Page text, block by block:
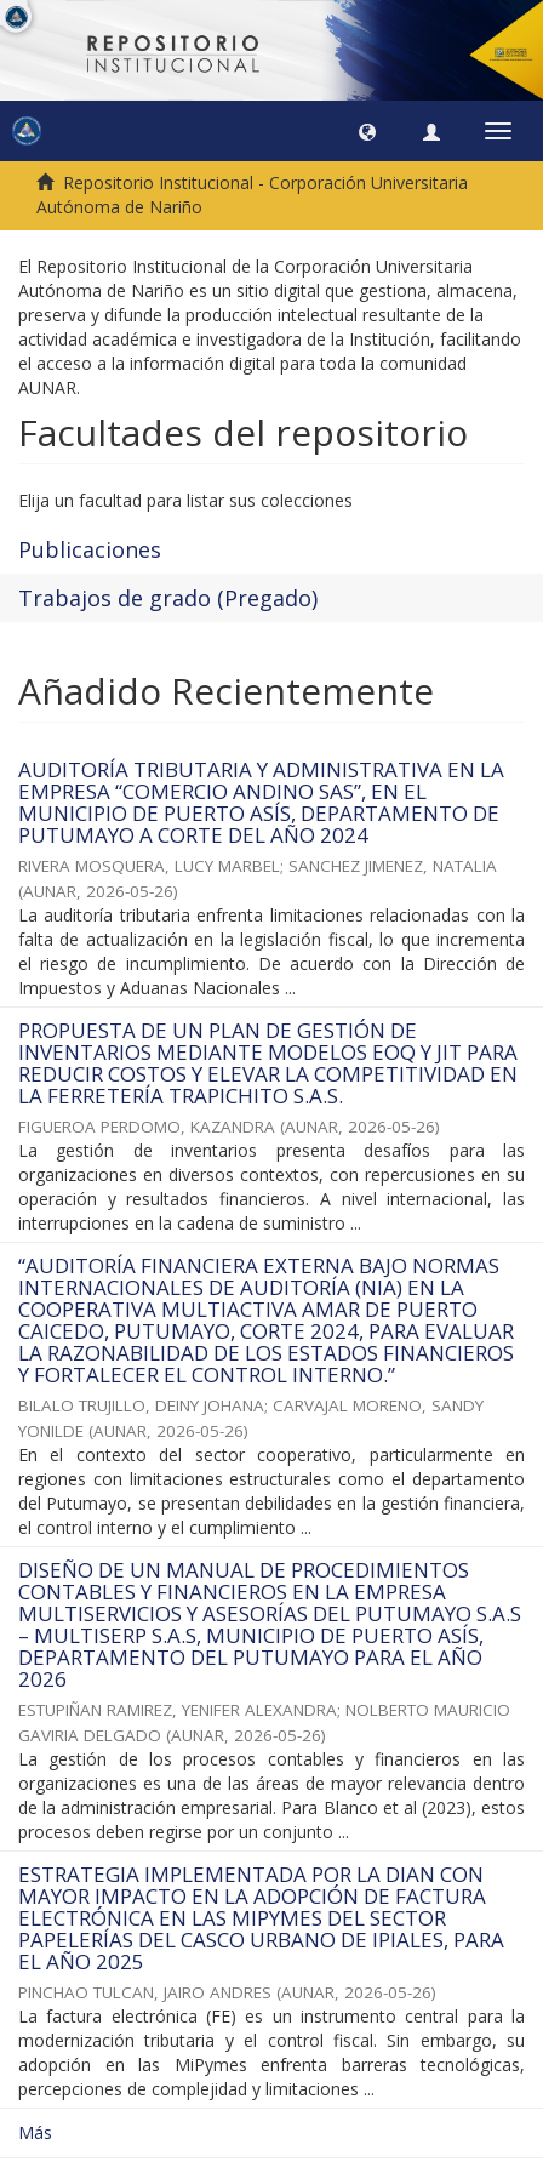
Repositorio Institucional - Corporación Universitaria
Autónoma de Nariño
El Repositorio Institucional de la Corporación Universitaria
Autónoma de Nariño es un sitio digital que gestiona, almacena,
preserva y difunde la producción intelectual resultante de la
actividad académica e investigadora de la Institución, facilitando
el acceso a la información digital para toda la comunidad
AUNAR.
Facultades del repositorio
Elija un facultad para listar sus colecciones
Publicaciones
Trabajos de grado (Pregado)
Añadido Recientemente
AUDITORÍA TRIBUTARIA Y ADMINISTRATIVA EN LA
EMPRESA “COMERCIO ANDINO SAS”, EN EL
MUNICIPIO DE PUERTO ASÍS, DEPARTAMENTO DE
PUTUMAYO A CORTE DEL AÑO 2024
RIVERA MOSQUERA, LUCY MARBEL; SANCHEZ JIMENEZ, NATALIA
(AUNAR, 2026-05-26)
La auditoría tributaria enfrenta limitaciones relacionadas con la
falta de actualización en la legislación fiscal, lo que incrementa
el riesgo de incumplimiento. De acuerdo con la Dirección de
Impuestos y Aduanas Nacionales ...
PROPUESTA DE UN PLAN DE GESTIÓN DE
INVENTARIOS MEDIANTE MODELOS EOQ Y JIT PARA
REDUCIR COSTOS Y ELEVAR LA COMPETITIVIDAD EN
LA FERRETERÍA TRAPICHITO S.A.S.
FIGUEROA PERDOMO, KAZANDRA (AUNAR, 2026-05-26)
La gestión de inventarios presenta desafíos para las
organizaciones en diversos contextos, con repercusiones en su
operación y resultados financieros. A nivel internacional, las
interrupciones en la cadena de suministro ...
“AUDITORÍA FINANCIERA EXTERNA BAJO NORMAS
INTERNACIONALES DE AUDITORÍA (NIA) EN LA
COOPERATIVA MULTIACTIVA AMAR DE PUERTO
CAICEDO, PUTUMAYO, CORTE 2024, PARA EVALUAR
LA RAZONABILIDAD DE LOS ESTADOS FINANCIEROS
Y FORTALECER EL CONTROL INTERNO.”
BILALO TRUJILLO, DEINY JOHANA; CARVAJAL MORENO, SANDY
YONILDE (AUNAR, 2026-05-26)
En el contexto del sector cooperativo, particularmente en
regiones con limitaciones estructurales como el departamento
del Putumayo, se presentan debilidades en la gestión financiera,
el control interno y el cumplimiento ...
DISEÑO DE UN MANUAL DE PROCEDIMIENTOS
CONTABLES Y FINANCIEROS EN LA EMPRESA
MULTISERVICIOS Y ASESORÍAS DEL PUTUMAYO S.A.S
– MULTISERP S.A.S, MUNICIPIO DE PUERTO ASÍS,
DEPARTAMENTO DEL PUTUMAYO PARA EL AÑO
2026
ESTUPIÑAN RAMIREZ, YENIFER ALEXANDRA; NOLBERTO MAURICIO
GAVIRIA DELGADO (AUNAR, 2026-05-26)
La gestión de los procesos contables y financieros en las
organizaciones es una de las áreas de mayor relevancia dentro
de la administración empresarial. Para Blanco et al (2023), estos
procesos deben regirse por un conjunto ...
ESTRATEGIA IMPLEMENTADA POR LA DIAN CON
MAYOR IMPACTO EN LA ADOPCIÓN DE FACTURA
ELECTRÓNICA EN LAS MIPYMES DEL SECTOR
PAPELERÍAS DEL CASCO URBANO DE IPIALES, PARA
EL AÑO 2025
PINCHAO TULCAN, JAIRO ANDRES (AUNAR, 2026-05-26)
La factura electrónica (FE) es un instrumento central para la
modernización tributaria y el control fiscal. Sin embargo, su
adopción en las MiPymes enfrenta barreras tecnológicas,
percepciones de complejidad y limitaciones ...
Más